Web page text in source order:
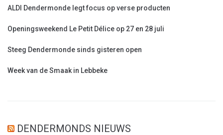
ALDI Dendermonde legt focus op verse producten
Openingsweekend Le Petit Délice op 27 en 28 juli
Steeg Dendermonde sinds gisteren open
Week van de Smaak in Lebbeke
DENDERMONDS NIEUWS